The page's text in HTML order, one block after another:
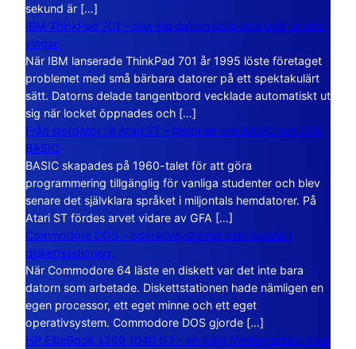
sekund är […]
IBM ThinkPad 701 – den lilla datorn som vecklade ut sina
vingar
När IBM lanserade ThinkPad 701 år 1995 löste företaget
problemet med små bärbara datorer på ett spektakulärt
sätt. Datorns delade tangentbord vecklade automatiskt ut
sig när locket öppnades och […]
Från stordator till Atari ST – historien om BASIC och GFA
BASIC
BASIC skapades på 1960-talet för att göra
programmering tillgänglig för vanliga studenter och blev
senare det självklara språket i miljontals hemdatorer. På
Atari ST fördes arvet vidare av GFA […]
Commodore DOS – operativsystemet som bodde i
diskettstationen
När Commodore 64 läste en diskett var det inte bara
datorn som arbetade. Diskettstationen hade nämligen en
egen processor, ett eget minne och ett eget
operativsystem. Commodore DOS gjorde […]
HP EliteBook x360 1040 G7 – en lyxig företagsdator med